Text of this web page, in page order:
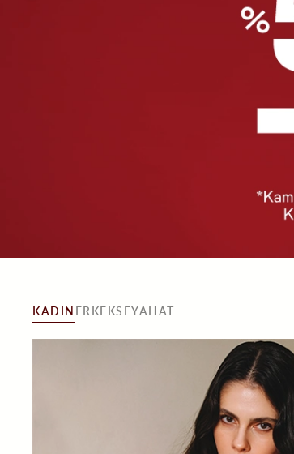
KADIN ERKEKSEYAHAT